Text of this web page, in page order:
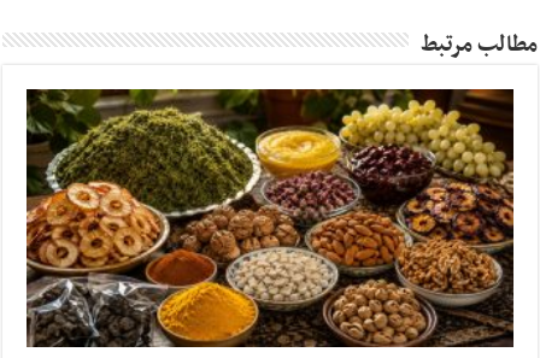
مطالب مرتبط